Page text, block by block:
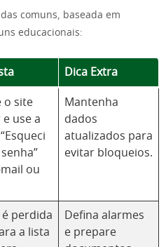
comuns, baseada em
educacionais:
Dica Extra
o site
e use a
ou
Mantenha
dados
atualizados para
evitar bloqueios.
é perdida
a lista
Defina alarmes
e prepare